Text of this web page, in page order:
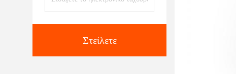
Στείλετε